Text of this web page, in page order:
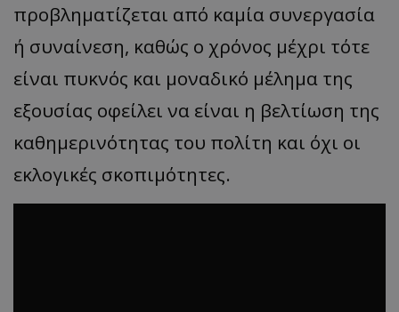
προβληματίζεται από καμία συνεργασία
ή συναίνεση, καθώς ο χρόνος μέχρι τότε
είναι πυκνός και μοναδικό μέλημα της
εξουσίας οφείλει να είναι η βελτίωση της
καθημερινότητας του πολίτη και όχι οι
εκλογικές σκοπιμότητες.